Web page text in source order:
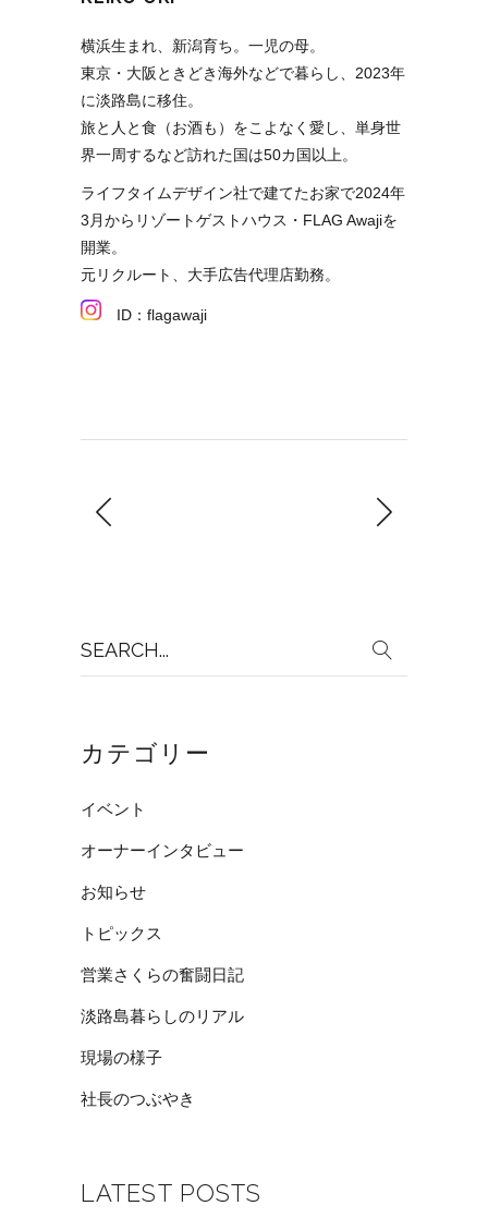
横浜生まれ、新潟育ち。一児の母。
東京・大阪ときどき海外などで暮らし、2023年
に淡路島に移住。
旅と人と食（お酒も）をこよなく愛し、単身世
界一周するなど訪れた国は50カ国以上。
ライフタイムデザイン社で建てたお家で2024年
3月からリゾートゲストハウス・FLAG Awajiを
開業。
元リクルート、大手広告代理店勤務。
ID：flagawaji
カテゴリー
イベント
オーナーインタビュー
お知らせ
トピックス
営業さくらの奮闘日記
淡路島暮らしのリアル
現場の様子
社長のつぶやき
LATEST POSTS